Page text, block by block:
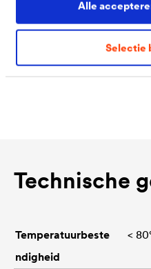
Alle
Selectie
zijde of op beide te
optimale aanhechting
zijden. Na 24 uur drogen
Technische
Temperatuurbeste
ndigheid
<